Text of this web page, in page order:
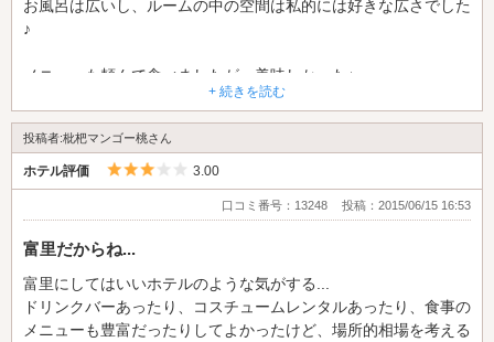
お風呂は広いし、ルームの中の空間は私的には好きな広さでした
♪
メニューも頼んで食べましたが、美味しかった♪
ただ、ハニートーストが食べづらく感じました。
またの機会があれば利用してみたいなと思ってます。
+ 続きを読む
投稿者:枇杷マンゴー桃さん
ホテル評価 5つ星のうち3
3.00
口コミ番号：13248 投稿：2015/06/15 16:53
富里だからね...
富里にしてはいいホテルのような気がする...
ドリンクバーあったり、コスチュームレンタルあったり、食事の
メニューも豊富だったりしてよかったけど、場所的相場を考える